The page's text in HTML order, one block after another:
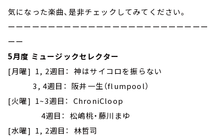
気になった楽曲、是非チェックしてみてください。
ーーーーーーーーーーーーーーーーーーーーーーーーー
ーー
5月度 ミュージックセレクター
[月曜] 1, 2週目： 神はサイコロを振らない
3, 4週目： 阪井一生（flumpool）
[火曜] 1~3週目： ChroniCloop
4週目： 松嶋桃・藤川まゆ
[水曜] 1, 2週目： 林哲司